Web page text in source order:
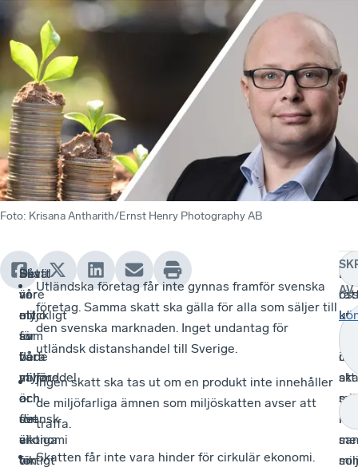
Foto: Krisana Antharith/Ernst Henry Photography AB
Såväl
vår
miljö
som
vår
välfärd
är
för
viktiga
för
Skatt
är
ett
av
flera
styrmedel
och
det
är
viktigt
Det
vore
olyckligt
för
både
miljö
och
svensk
ekonomi
om
Utländska företag får inte gynnas framför svenska
företag. Samma skatt ska gälla för alla som säljer till
den svenska marknaden. Inget undantag för
utländsk distanshandel till Sverige.
Ingen skatt ska tas ut om en produkt inte innehåller
de miljöfarliga ämnen som miljöskatten avser att
träffa.
Skatten får inte vara hinder för cirkulär ekonomi.
En
att
Låt
oss
att
de
AV